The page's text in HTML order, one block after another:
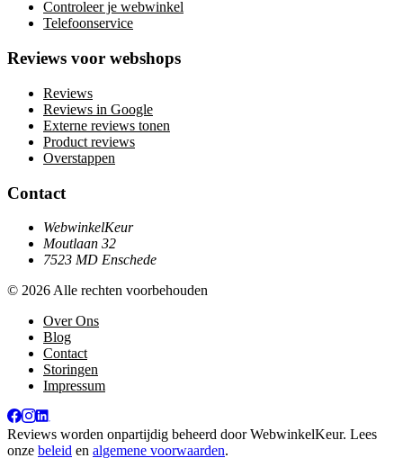
Controleer je webwinkel
Telefoonservice
Reviews voor webshops
Reviews
Reviews in Google
Externe reviews tonen
Product reviews
Overstappen
Contact
WebwinkelKeur
Moutlaan 32
7523 MD Enschede
© 2026 Alle rechten voorbehouden
Over Ons
Blog
Contact
Storingen
Impressum
Reviews worden onpartijdig beheerd doorWebwinkelKeur. Lees
onze beleid en algemene voorwaarden.